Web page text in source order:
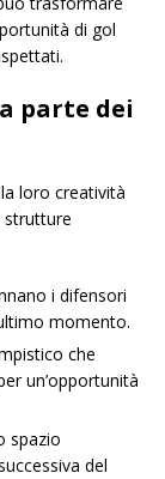
di gol
parte dei
loro creatività
strutture
i difensori
momento.
che
un’opportunità
spazio
del